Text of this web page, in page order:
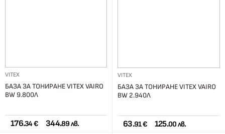
VITEX
БАЗА ЗА ТОНИРАНЕ VITEX VAIRO
BW 9.800Л
176.34 € 344.89 лв.
VITEX
БАЗА ЗА ТОНИРАНЕ VITEX VAIRO
BW 2.940Л
63.91 € 125.00 лв.